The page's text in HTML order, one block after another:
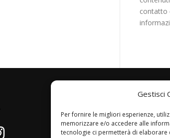
Gestisci
Per fornire le migliori esperienze,
memorizzare e/o accedere alle
tecnologie ci permetterà di
contatto